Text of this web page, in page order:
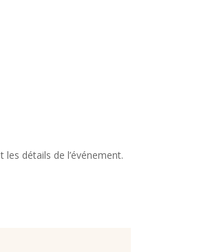
détails de l’événement.